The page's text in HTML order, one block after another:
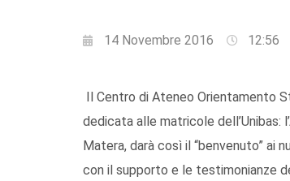
14 Novembre 2016 12:56
Il Centro di Ateneo Orientamento
dedicata alle matricole dell’Unibas:
Matera, darà così il “benvenuto” ai
con il supporto e le testimonianze